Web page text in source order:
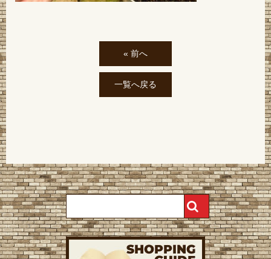
« 前へ
一覧へ戻る